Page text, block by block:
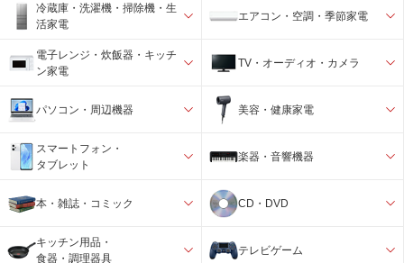
冷蔵庫・洗濯機・掃除機・生
活家電
エアコン・空調・季節家電
電子レンジ・炊飯器・キッチ
ン家電
TV・オーディオ・カメラ
パソコン・周辺機器 美容・健康家電
スマートフォン・
タブレット
楽器・音響機器
本・雑誌・コミック CD・DVD
キッチン用品・
食器・調理器具
テレビゲーム